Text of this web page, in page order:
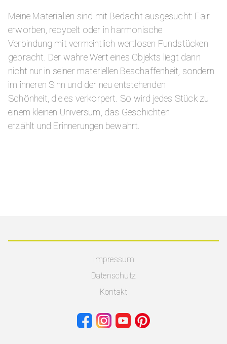
Meine Materialien sind mit Bedacht ausgesucht: Fair
erworben, recycelt oder in harmonische
Verbindung mit vermeintlich wertlosen Fundstücken
gebracht. Der wahre Wert eines Objekts liegt dann
nicht nur in seiner materiellen Beschaffenheit, sondern
im inneren Sinn und der neu entstehenden
Schönheit, die es verkörpert. So wird jedes Stück zu
einem kleinen Universum, das Geschichten
erzählt und Erinnerungen bewahrt.
Impressum
Datenschutz
Kontakt